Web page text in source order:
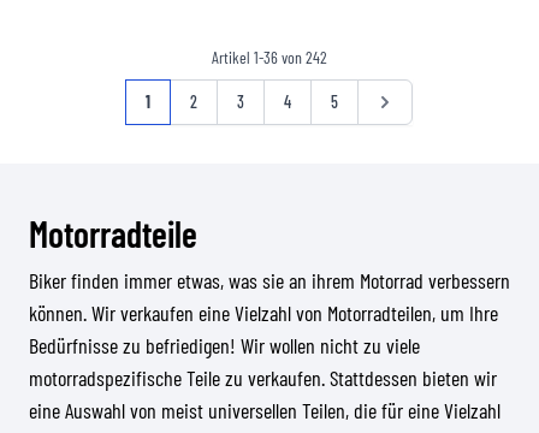
Artikel 1-36von242
Seite
Sie lesen gerade die Seite
1 Seite
2 Seite
3 Seite
4 Seite
5 Seite
Motorradteile
Biker finden immer etwas, was sie an ihrem Motorrad verbessern
können. Wir verkaufen eine Vielzahl von Motorradteilen, um Ihre
Bedürfnisse zu befriedigen! Wir wollen nicht zu viele
motorradspezifische Teile zu verkaufen. Stattdessen bieten wir
eine Auswahl von meist universellen Teilen, die für eine Vielzahl